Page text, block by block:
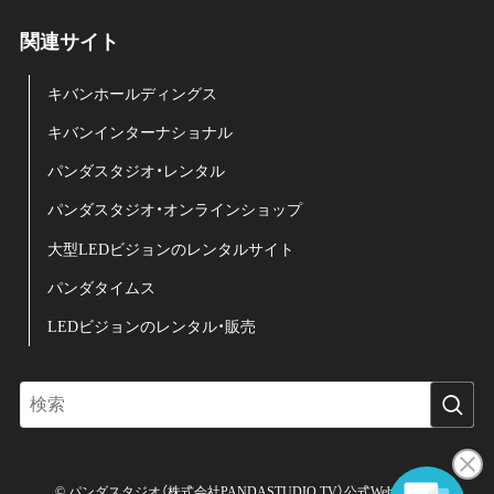
関連サイト
キバンホールディングス
キバンインターナショナル
パンダスタジオ・レンタル
パンダスタジオ・オンラインショップ
大型LEDビジョンのレンタルサイト
パンダタイムス
LEDビジョンのレンタル・販売